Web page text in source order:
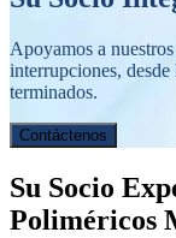
Apoyamos a
interrupciones,
terminados.
Contáctenos
Su Socio
Poliméricos